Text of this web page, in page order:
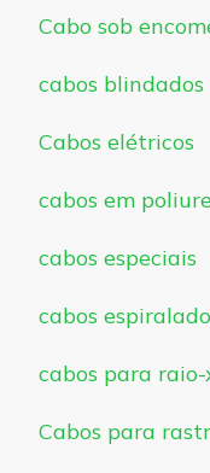
Cabo sob
cabos blindados
Cabos elétricos
cabos em
cabos especiais
cabos
cabos para raio-
Cabos para